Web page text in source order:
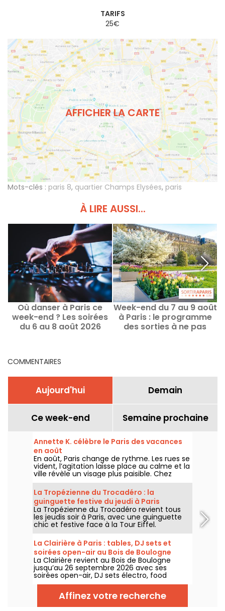
TARIFS
25€
AFFICHER LA CARTE
Mots-clés : paris 8, quartier Champs Elysées, paris
À LIRE AUSSI...
Où danser à Paris ce
week-end ? Les soirées
du 6 au 8 août 2026
Week-end du 7 au 9 août
à Paris : le programme
des sorties à ne pas
COMMENTAIRES
Aujourd'hui Demain
Ce week-end Semaine prochaine
Annette K. célèbre le Paris des vacances
en août
En août, Paris change de rythme. Les rues se
vident, l’agitation laisse place au calme et la
ville révèle un visage plus paisible. Chez
Annette K., on profite de cette parenthèse
unique pour prolonger l’esprit des vacances,
les pieds presque dans l’eau, avant le retour
à la rentrée.
La Tropézienne du Trocadéro : la
guinguette festive du jeudi à Paris
La Tropézienne du Trocadéro revient tous
les jeudis soir à Paris, avec une guinguette
chic et festive face à la Tour Eiffel.
La Clairière à Paris : tables, DJ sets et
soirées open-air au Bois de Boulogne
La Clairière revient au Bois de Boulogne
jusqu’au 26 septembre 2026 avec ses
soirées open-air, DJ sets électro, food
trucks, zone chill et tables à réserver. Installé
au Domaine de Longchamp, ce club en plein
air parisien accueille le public les vendredis
et samedis soir, avec plusieurs temps forts
Affinez votre recherche